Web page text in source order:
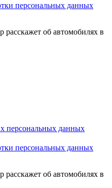
персональных данных
расскажет об автомобилях в
персональных данных
персональных данных
расскажет об автомобилях в